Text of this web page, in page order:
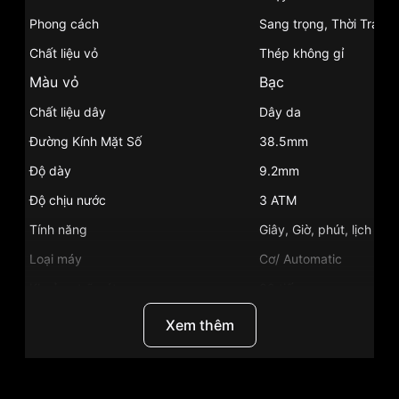
Phong cách
Sang trọng, Thời Trang
Chất liệu vỏ
Thép không gỉ
Màu vỏ Bạc
Chất liệu dây
Dây da
Đường Kính Mặt Số
38.5mm
Độ dày
9.2mm
Độ chịu nước
3 ATM
Tính năng
Giây, Giờ, phút, lịch
Loại máy
Cơ/ Automatic
Xem thêm